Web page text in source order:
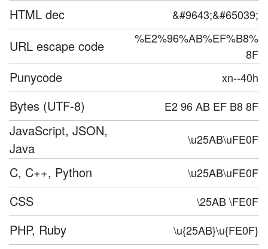
HTML dec &#9643;&#65039;
URL escape code
%E2%96%AB%EF%B8%
8F
Punycode xn--40h
Bytes (UTF-8) E2 96 AB EF B8 8F
JavaScript, JSON,
Java
\u25AB\uFE0F
C, C++, Python \u25AB\uFE0F
CSS \25AB \FE0F
PHP, Ruby \u{25AB}\u{FE0F}